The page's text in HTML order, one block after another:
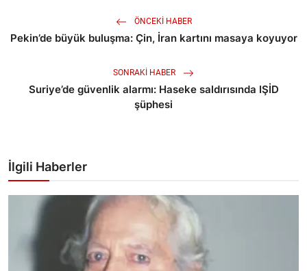
ÖNCEKI HABER
Pekin’de büyük buluşma: Çin, İran kartını masaya koyuyor
SONRAKI HABER
Suriye’de güvenlik alarmı: Haseke saldırısında IŞİD
şüphesi
İlgili Haberler